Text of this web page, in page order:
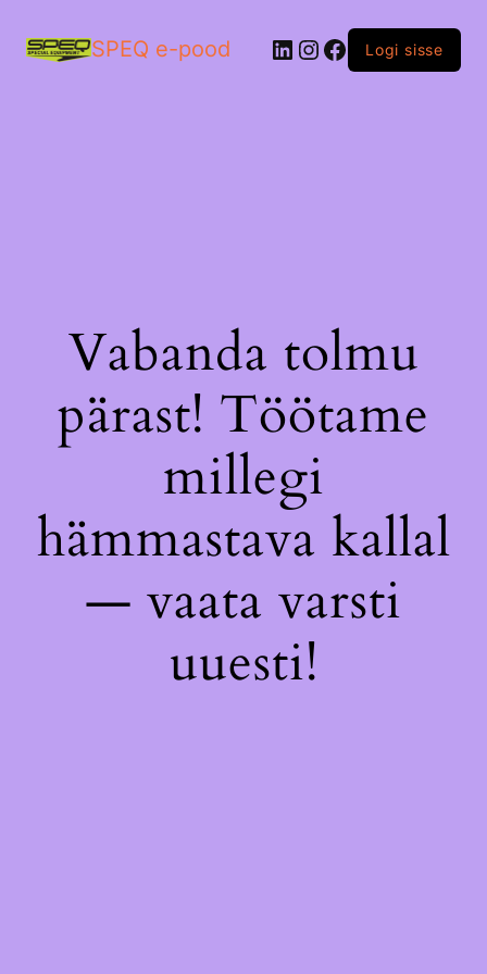
SPEQ e-pood LinkedIn
Instagram
Facebook
Logi sisse
Vabanda tolmu
pärast! Töötame
millegi
hämmastava kallal
— vaata varsti
uuesti!